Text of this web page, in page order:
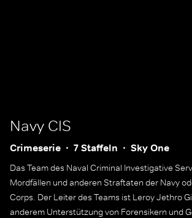
Navy CIS
Crimeserie 7 Staffeln Sky One
Das Team des Naval Criminal Investigative
Mordfällen und anderen Straftaten der Navy
Corps. Der Leiter des Teams ist Leroy Jethro
anderem Unterstützung von Forensikern und